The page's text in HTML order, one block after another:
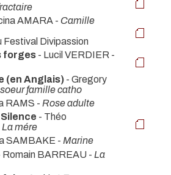
AMARA - Camille
Festival Divipassion
forges - Lucil VERDIER -
(en Anglais) - Gregory
famille catho
RAMS - Rose adulte
- Théo
La mére
SAMBAKE - Marine
Romain BARREAU - La